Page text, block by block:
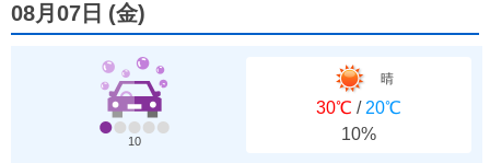
08月07日 (金)
10
晴
30℃ / 20℃
10%